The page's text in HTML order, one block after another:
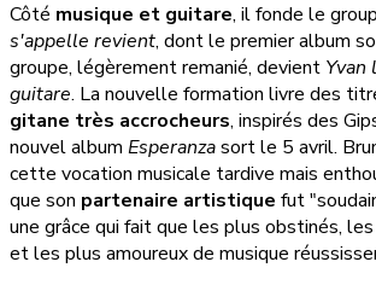
Côté musique et guitare, il fonde le
s'appelle revient, dont le premier album
groupe, légèrement remanié, devient Yvan
guitare. La nouvelle formation livre des
gitane très accrocheurs, inspirés des
nouvel album Esperanzasort le 5 avril.
cette vocation musicale tardive mais
que son partenaire artistique fut
une grâce qui fait que les plus obstinés,
et les plus amoureux de musique